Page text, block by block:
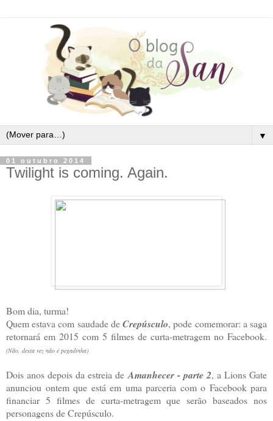
▼
01 outubro 2014
Twilight is coming. Again.
Bom dia, turma!
Quem estava com saudade deCrepúsculo, pode comemorar: a saga
retornará em 2015 com 5 filmes de curta-metragem no Facebook.
(Não, desta vez não é pegadinha)
Dois anos depois da estreia de Amanhecer - parte 2, a Lions Gate
anunciou ontem que está em uma parceria com o Facebook para
financiar 5 filmes de curta-metragem que serão baseados nos
personagens de Crepúsculo.